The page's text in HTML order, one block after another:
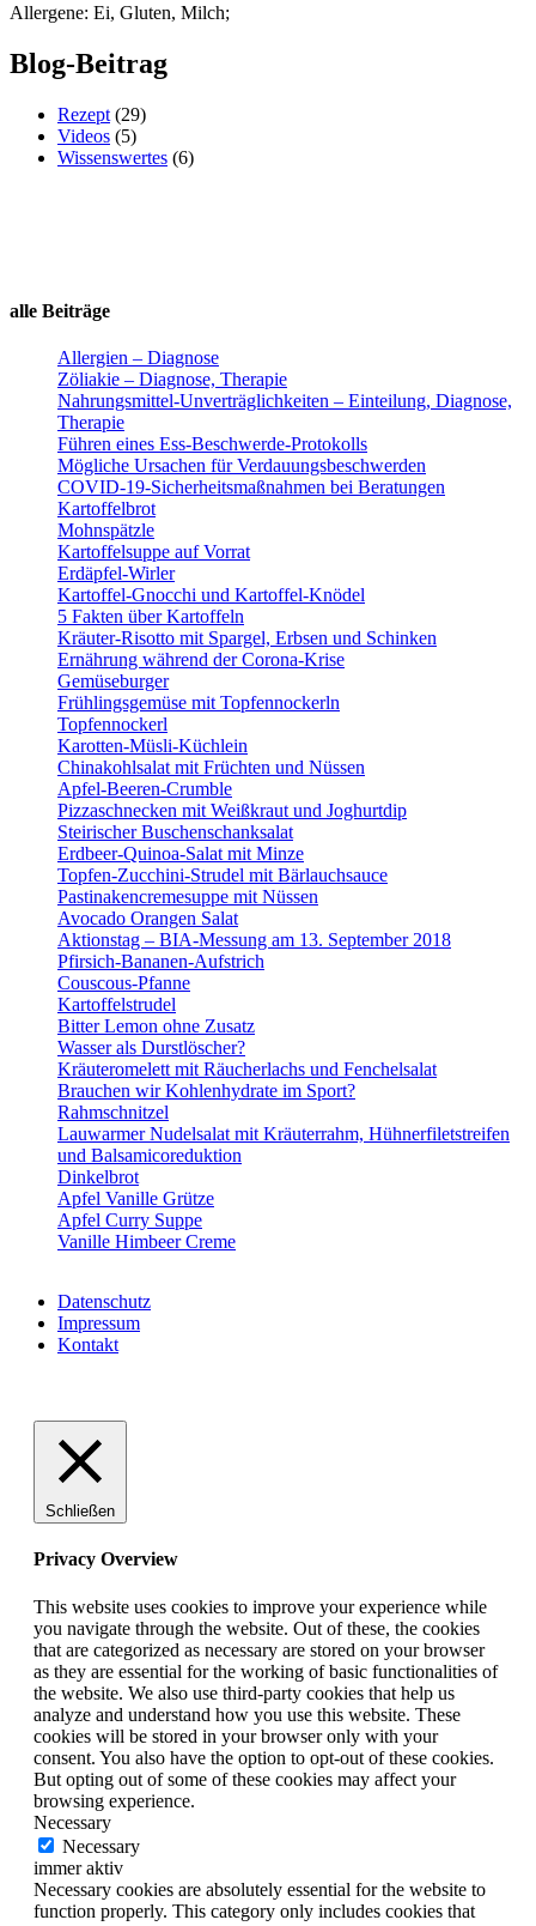
Allergene: Ei, Gluten, Milch;
Blog-Beitrag
Rezept (29)
Videos (5)
Wissenswertes (6)
alle Beiträge
Allergien – Diagnose
Zöliakie – Diagnose, Therapie
Nahrungsmittel-Unverträglichkeiten – Einteilung, Diagnose,
Therapie
Führen eines Ess-Beschwerde-Protokolls
Mögliche Ursachen für Verdauungsbeschwerden
COVID-19-Sicherheitsmaßnahmen bei Beratungen
Kartoffelbrot
Mohnspätzle
Kartoffelsuppe auf Vorrat
Erdäpfel-Wirler
Kartoffel-Gnocchi und Kartoffel-Knödel
5 Fakten über Kartoffeln
Kräuter-Risotto mit Spargel, Erbsen und Schinken
Ernährung während der Corona-Krise
Gemüseburger
Frühlingsgemüse mit Topfennockerln
Topfennockerl
Karotten-Müsli-Küchlein
Chinakohlsalat mit Früchten und Nüssen
Apfel-Beeren-Crumble
Pizzaschnecken mit Weißkraut und Joghurtdip
Steirischer Buschenschanksalat
Erdbeer-Quinoa-Salat mit Minze
Topfen-Zucchini-Strudel mit Bärlauchsauce
Pastinakencremesuppe mit Nüssen
Avocado Orangen Salat
Aktionstag – BIA-Messung am 13. September 2018
Pfirsich-Bananen-Aufstrich
Couscous-Pfanne
Kartoffelstrudel
Bitter Lemon ohne Zusatz
Wasser als Durstlöscher?
Kräuteromelett mit Räucherlachs und Fenchelsalat
Brauchen wir Kohlenhydrate im Sport?
Rahmschnitzel
Lauwarmer Nudelsalat mit Kräuterrahm, Hühnerfiletstreifen
und Balsamicoreduktion
Dinkelbrot
Apfel Vanille Grütze
Apfel Curry Suppe
Vanille Himbeer Creme
Datenschutz
Impressum
Kontakt
Schließen
Privacy Overview
This website uses cookies to improve your experience while
you navigate through the website. Out of these, the cookies
that are categorized as necessary are stored on your browser
as they are essential for the working of basic functionalities of
the website. We also use third-party cookies that help us
analyze and understand how you use this website. These
cookies will be stored in your browser only with your
consent. You also have the option to opt-out of these cookies.
But opting out of some of these cookies may affect your
browsing experience.
Necessary
Necessary
immer aktiv
Necessary cookies are absolutely essential for the website to
function properly. This category only includes cookies that